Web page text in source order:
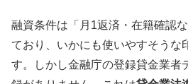
融資条件は「月1返済・在籍確認
ており、いかにも使いやすそうな
す。しかし金融庁の登録貸金業者